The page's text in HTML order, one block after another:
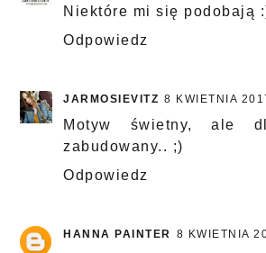
Niektóre mi się podobają
Odpowiedz
JARMOSIEVITZ 8 KWIETNIA
Motyw świetny, ale
zabudowany.. ;)
Odpowiedz
HANNA PAINTER 8 KWIETNIA